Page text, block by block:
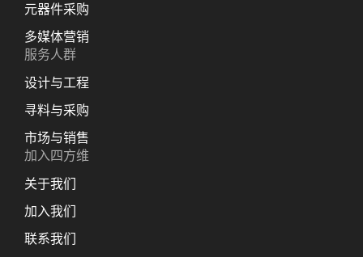
元器件采购
多媒体营销
服务人群
设计与工程
寻料与采购
市场与销售
加入四方维
关于我们
加入我们
联系我们